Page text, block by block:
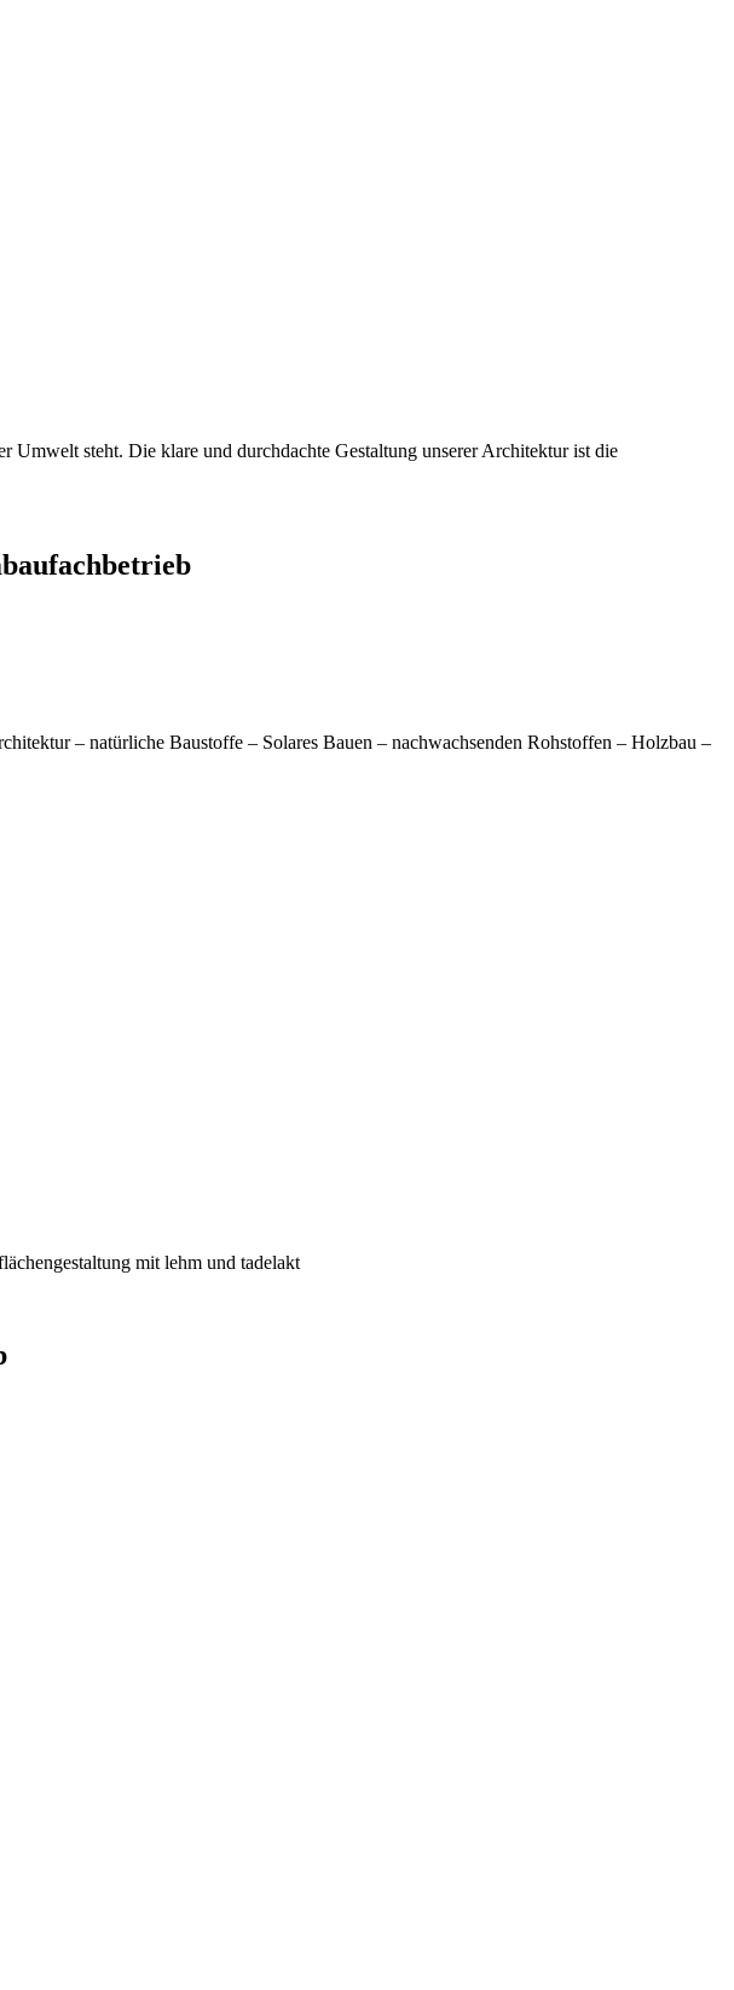
steht. Die klare und durchdachte Gestaltung unserer Architektur ist die
– natürliche Baustoffe – Solares Bauen – nachwachsenden Rohstoffen – Holzbau –
mit lehm und tadelakt